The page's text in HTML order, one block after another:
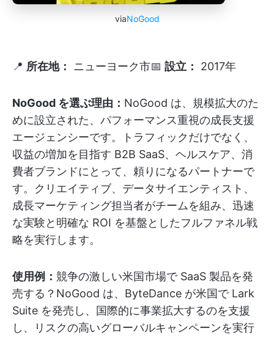
viaNoGood
📍 所在地： ニューヨーク市📅 設立： 2017年
NoGood を選ぶ理由： NoGood は、規模拡大のた
めに設立された、パフォーマンス重視の成長支援
エージェンシーです。トラフィックだけでなく、
収益の増加を目指す B2B SaaS、ヘルスケア、消
費者ブランドにとって、頼りになるパートナーで
す。クリエイティブ、データサイエンティスト、
成長マーケティング担当者がチームを組み、迅速
な実験と明確な ROI を基盤としたフルファネル戦
略を実行します。
使用例： 競争の激しい米国市場で SaaS 製品を発
売する？NoGood は、ByteDance が米国で Lark
Suite を発売し、国際的に事業拡大するのを支援
し、リスクの高いグローバルキャンペーンを実行